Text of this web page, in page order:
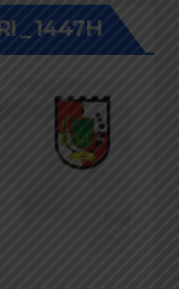
_ 1447H